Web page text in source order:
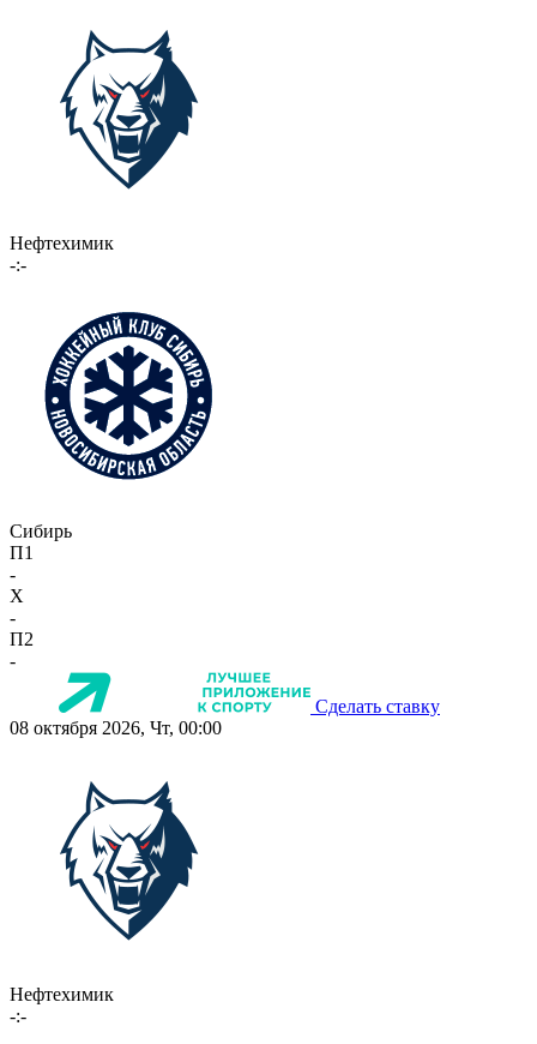
Нефтехимик
-:-
Сибирь
П1
-
X
-
П2
-
Сделать ставку
08 октября 2026, Чт, 00:00
Нефтехимик
-:-